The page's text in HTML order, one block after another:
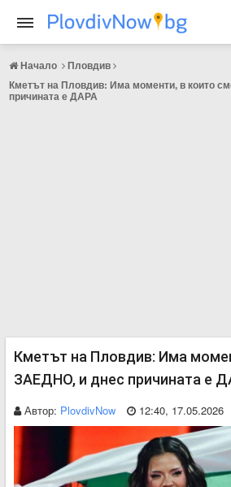
Начало
Пловдив
Кметът на Пловдив: Има моменти, в които
причината е ДАРА
Кметът на Пловдив: Има
ЗАЕДНО, и днес причината е
Автор: PlovdivNow 12:40, 17.05.2026